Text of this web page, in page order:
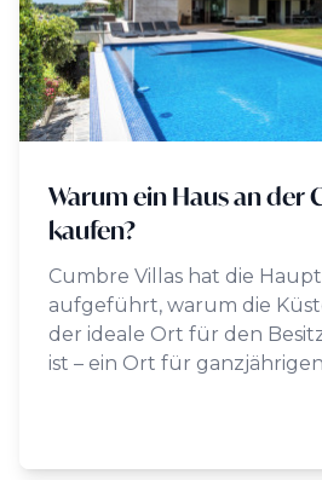
Warum ein Haus an der
kaufen?
Cumbre Villas hat die
aufgeführt, warum die
der ideale Ort für den
ist – ein Ort für